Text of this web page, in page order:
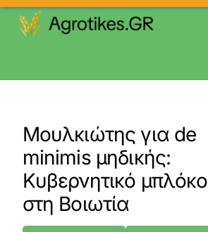
to
content
Μουλκιώτης για de
minimis μηδικής:
Κυβερνητικό μπλόκο
στη Βοιωτία